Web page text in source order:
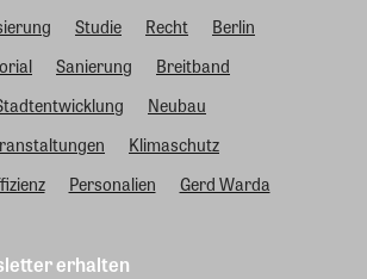
Studie Recht
Berlin
Sanierung
Breitband
Neubau
Klimaschutz
Personalien Gerd Warda
erhalten